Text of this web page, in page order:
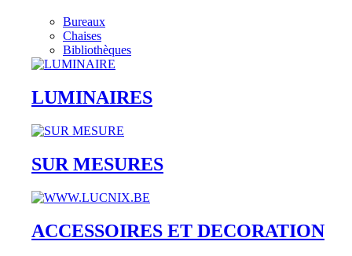
Bureaux
Chaises
Bibliothèques
LUMINAIRES
SUR MESURES
ACCESSOIRES ET DECORATION